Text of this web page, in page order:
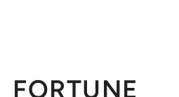
FORTUNE